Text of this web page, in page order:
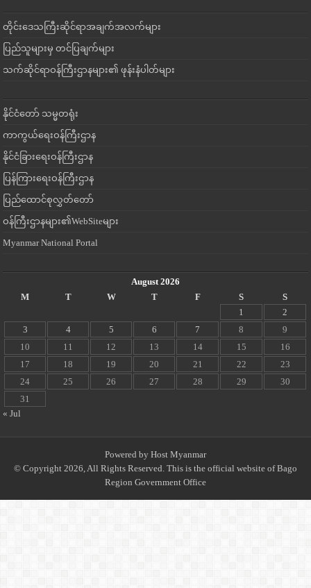
တိုင်းဒေသကြီးဆိုင်ရာအချက်အလက်များ
ပြည်သူများမှ တင်ပြချက်များ
သက်ဆိုင်ရာဝန်ကြီးဌာနများ၏ ဖုန်းနံပါတ်များ
နိုင်ငံတော် သမ္မတရုံး
ကာကွယ်ရေးဝန်ကြီးဌာန
နိုင်ငံခြားရေးဝန်ကြီးဌာန
ပြန်ကြားရေးဝန်ကြီးဌာန
ပြည်ထောင်စုလွှတ်တော်
ဝန်ကြီးဌာနများ၏WebSiteများ
Myanmar National Portal
August 2026
M
T W T F S
S
1
2
3
4 5 6 7 8
9
10
11 12 13 14 15
16
17
18 19 20 21 22
23
24
25 26 27 28 29
30
31
« Jul
Powered by Host Myanmar
© Copyright 2026, All Rights Reserved. This is the official website of Bago
Region Government Office